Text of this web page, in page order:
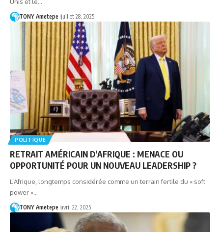
Unis et le…
TONY Ametepe juillet 28, 2025
POLITIQUE
RETRAIT AMÉRICAIN D’AFRIQUE : MENACE OU
OPPORTUNITÉ POUR UN NOUVEAU LEADERSHIP ?
L’Afrique, longtemps considérée comme un terrain fertile du « soft
power »…
TONY Ametepe avril 22, 2025